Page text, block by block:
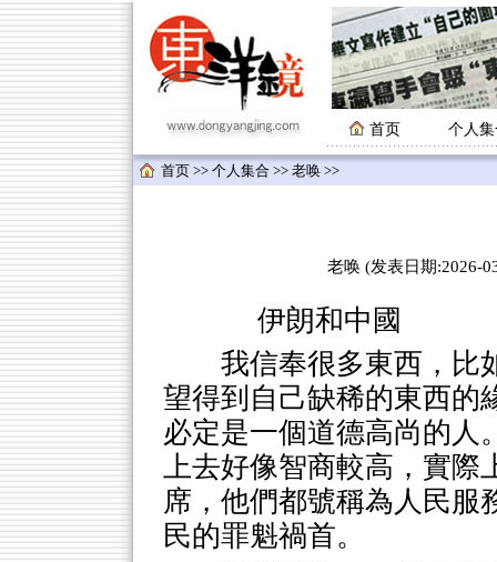
首页 个人
首页 >> 个人集合 >> 老唤 >>
老唤 (发表日期:2026-
伊朗和中國
我信奉很多東西，比
望得到自己缺稀的東西的
必定是一個道德高尚的人
上去好像智商較高，實際
席，他們都號稱為人民服
民的罪魁禍首。